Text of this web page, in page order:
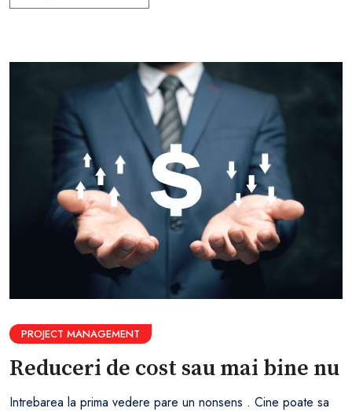
PROJECT MANAGEMENT
Reduceri de cost sau mai bine nu
Intrebarea la prima vedere pare un nonsens . Cine poate sa